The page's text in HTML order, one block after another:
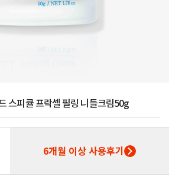
스피큘 프락셀 필링 니들크림50g
6개월 이상 사용후기